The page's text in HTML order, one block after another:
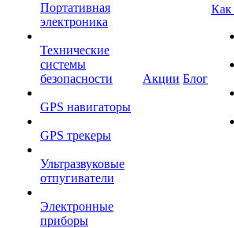
Портативная
электроника
Технические
системы
безопасности
GPS навигаторы
GPS трекеры
Ультразвуковые
отпугиватели
Электронные
приборы
Акции Блог
Как